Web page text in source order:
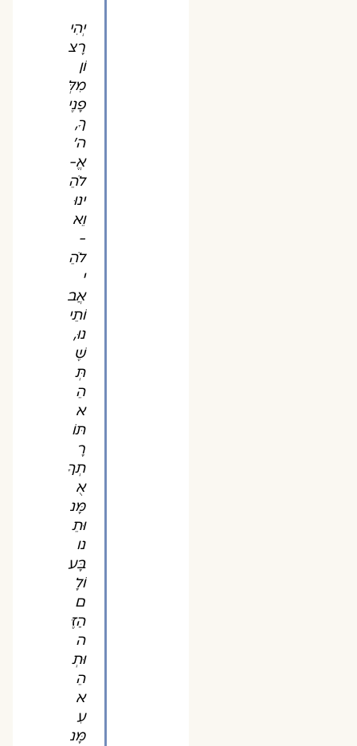
יְהִי
רָצ
מִלְּ
פָנֶי
ךָ,
ה'
אֱ-
לֹהֵ
ינוּ
וֵא
לֹהֵ
אֲב
וֹתֵי
נוּ,
שֶׁ
תְּ
הֵ
א
תּוֹ
רָ
תְךָ
אֻ
מָּנ
וּתֵ
נו
בָּע
וֹלָ
ם
הַזֶּ
ה
וּתְ
הֵ
א
עִ
מָּנ